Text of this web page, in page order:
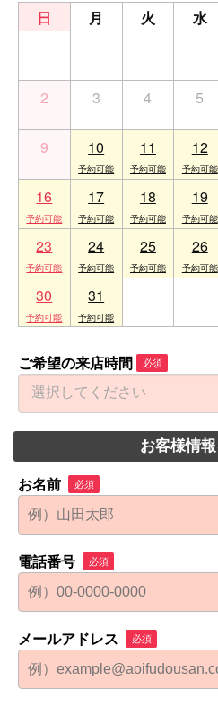
日 月 火 水
2 3 4 5
9 10 11 12
16 17 18 19
23 24 25 26
30 31
ご希望の来店時間 必須
お客様情
お名前 必須
電話番号 必須
メールアドレス 必須